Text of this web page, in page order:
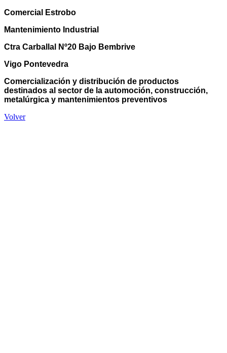
Comercial Estrobo
Mantenimiento Industrial
Ctra Carballal Nº20 Bajo Bembrive
Vigo Pontevedra
Comercialización y distribución de productos
destinados al sector de la automoción, construcción,
metalúrgica y mantenimientos preventivos
Volver